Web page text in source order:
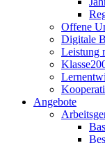
Offene
Digitale
Leistung
Angebote